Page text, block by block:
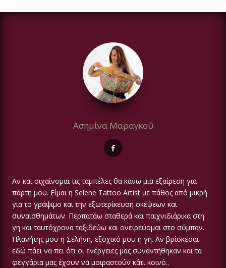
Ασημίνα Μαραγκού
Αν και σιχαίνομαι τις ταμπέλες θα κάνω μια εξαίρεση για
πάρτη μου. Είμαι η Selene Tattoo Artist με πάθος από μικρή
για το γράψιμο και την εξωτερίκευση σκέψεων και
συναισθημάτων. Περπατάω σταθερά και παιχνιδιάρικα στη
γη και ταυτόχρονα ταξιδεύω και ονειρεύομαι στο σύμπαν.
Πλανήτης μου η Σελήνη, εξοχικό μου η γη. Αν βρίσκεσαι
εδώ πάει να πει ότι οι ενέργειες μας συναντήθηκαν και τα
φεγγάρια μας έχουν να μοιραστούν κάτι κοινό..